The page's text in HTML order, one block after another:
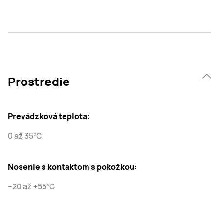
Prostredie
Prevádzková teplota:
0 až 35℃
Nosenie s kontaktom s pokožkou:
–20 až +55℃